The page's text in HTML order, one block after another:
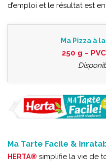
d’emploi et le résultat est
Ma Pizza à
250 g –
Ma Tarte Facile &
HERTA® simplifie la vie de